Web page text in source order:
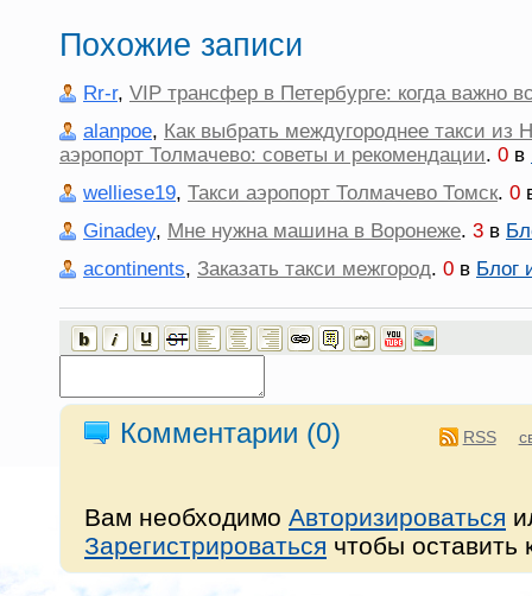
Похожие записи
Rr-r, VIP трансфер в Петербурге: когда важно
alanpoe, Как выбрать междугороднее такси из
аэропорт Толмачево: советы и рекомендации. 0 в
welliese19, Такси аэропорт Толмачево Томск. 0
Ginadey, Мне нужна машина в Воронеже. 3 в
acontinents, Заказать такси межгород. 0 в Блог
Комментарии (0) RSS
Вам необходимо Авторизироваться
Зарегистрироваться чтобы оставить